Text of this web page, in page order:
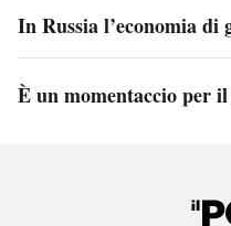
In Russia l’economia
È un momentaccio per